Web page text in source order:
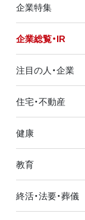
企業特集
企業総覧・IR
注目の人・企業
住宅・不動産
健康
教育
終活・法要・葬儀